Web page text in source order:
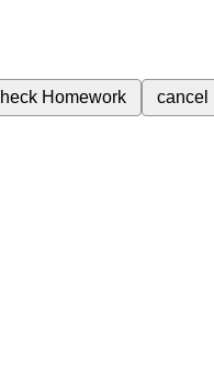
Homework cancel